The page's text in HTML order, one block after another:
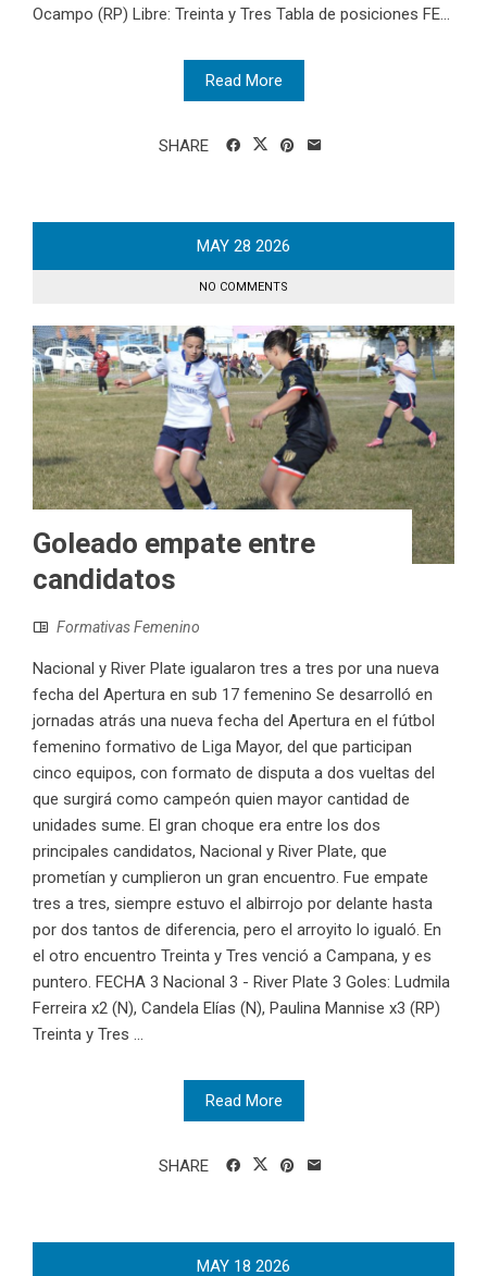
Ocampo (RP) Libre: Treinta y Tres Tabla de posiciones FE...
Read More
SHARE
MAY 28 2026
NO COMMENTS
Goleado empate entre
candidatos
Formativas Femenino
Nacional y River Plate igualaron tres a tres por una nueva
fecha del Apertura en sub 17 femenino Se desarrolló en
jornadas atrás una nueva fecha del Apertura en el fútbol
femenino formativo de Liga Mayor, del que participan
cinco equipos, con formato de disputa a dos vueltas del
que surgirá como campeón quien mayor cantidad de
unidades sume. El gran choque era entre los dos
principales candidatos, Nacional y River Plate, que
prometían y cumplieron un gran encuentro. Fue empate
tres a tres, siempre estuvo el albirrojo por delante hasta
por dos tantos de diferencia, pero el arroyito lo igualó. En
el otro encuentro Treinta y Tres venció a Campana, y es
puntero. FECHA 3 Nacional 3 - River Plate 3 Goles: Ludmila
Ferreira x2 (N), Candela Elías (N), Paulina Mannise x3 (RP)
Treinta y Tres ...
Read More
SHARE
MAY 18 2026